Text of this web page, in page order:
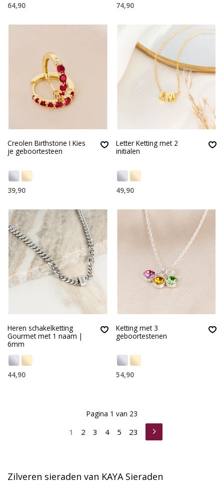
64,90 74,90
Creolen Birthstone I Kies
je geboortesteen
39,90
Letter Ketting met 2
initialen
49,90
Heren schakelketting
Gourmet met 1 naam |
6mm
44,90
Ketting met 3
geboortestenen
54,90
1 2 3 4 5 23
Pagina 1 van 23
Zilveren sieraden van KAYA Sieraden